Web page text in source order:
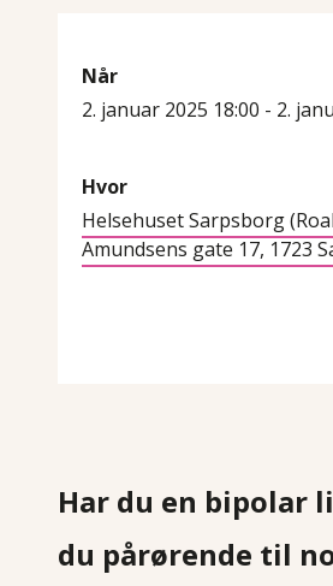
Når
2. januar 2025 18:00 - 2.
Hvor
Helsehuset Sarpsborg
Amundsens gate 17, 1723
Har du en bipolar
du pårørende til